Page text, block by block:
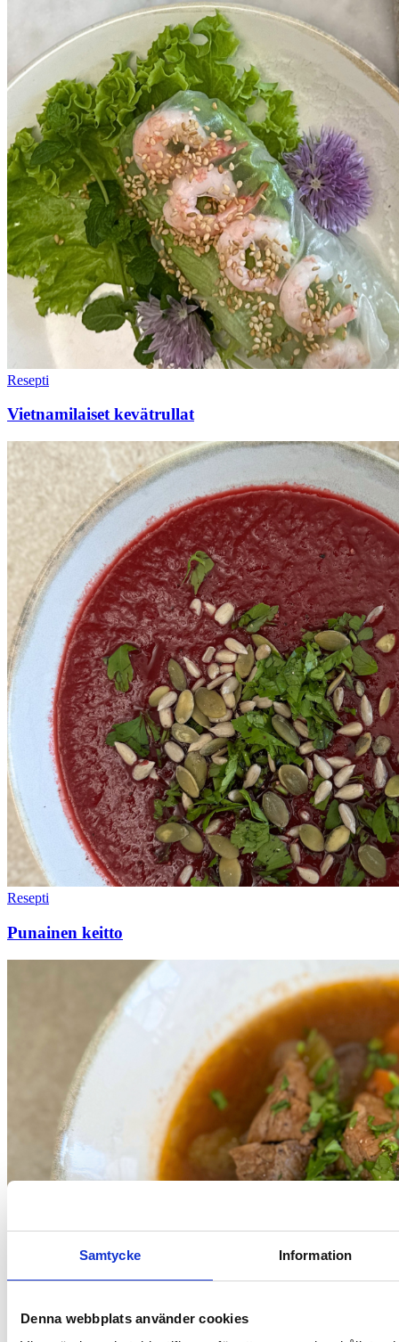
Samtycke Information
Denna webbplats använder cookies
Resepti
Vietnamilaiset kevätrullat
Resepti
Punainen keitto